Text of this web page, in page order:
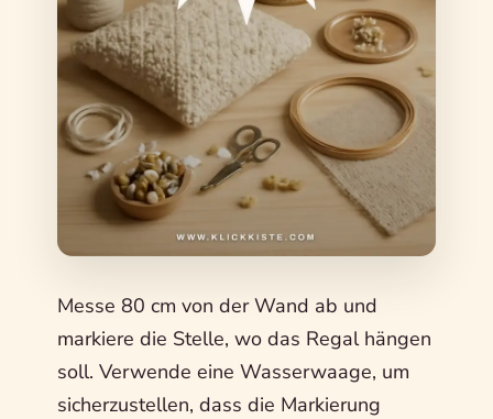
Messe 80 cm von der Wand ab und
markiere die Stelle, wo das Regal hängen
soll. Verwende eine Wasserwaage, um
sicherzustellen, dass die Markierung